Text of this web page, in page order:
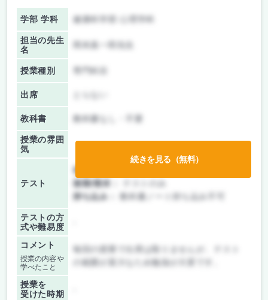
学部 学科 健康科学部 心理学科
担当の先生
名
授業種別
出席
教科書 教科書なし・不要
授業の雰囲
気
テスト
前期/中間：
後期/期末：
持ち込み：
教科書ノート持ち込み不可
テストの方
式や難易度
コメント
授業の内容や
学べたこと
毎回の授業で出席は取りませんが、テスト
の範囲が莫大なため勉強が大変です。
授業を
受けた時期
続きを見る（無料）